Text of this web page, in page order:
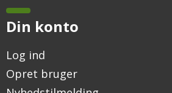
Din konto
Log ind
Opret bruger